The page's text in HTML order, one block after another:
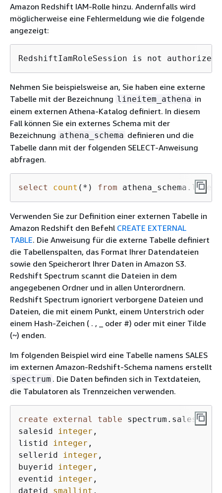
Amazon Redshift IAM-Rolle hinzu. Andernfalls wird
möglicherweise eine Fehlermeldung wie die folgende
angezeigt:
RedshiftIamRoleSession is not
Nehmen Sie beispielsweise an, Sie haben eine externe
Tabelle mit der Bezeichnung lineitem_athena in
einem externen Athena-Katalog definiert. In diesem
Fall können Sie ein externes Schema mit der
Bezeichnung athena_schema definieren und die
Tabelle dann mit der folgenden SELECT-Anweisung
abfragen.
select count ( * ) from
Verwenden Sie zur Definition einer externen Tabelle in
Amazon Redshift den Befehl CREATE EXTERNAL
TABLE. Die Anweisung für die externe Tabelle definiert
die Tabellenspalten, das Format Ihrer Datendateien
sowie den Speicherort Ihrer Daten in Amazon S3.
Redshift Spectrum scannt die Dateien in dem
angegebenen Ordner und in allen Unterordnern.
Redshift Spectrum ignoriert verborgene Dateien und
Dateien, die mit einem Punkt, einem Unterstrich oder
einem Hash-Zeichen ( . , _ oder #) oder mit einer Tilde
(~) enden.
Im folgenden Beispiel wird eine Tabelle namens SALES
im externen Amazon-Redshift-Schema namens erstellt
spectrum . Die Daten befinden sich in Textdateien,
die Tabulatoren als Trennzeichen verwenden.
create external table spectrum.sales(
salesid integer ,
listid integer ,
sellerid integer ,
buyerid integer ,
eventid integer ,
dateid smallint ,